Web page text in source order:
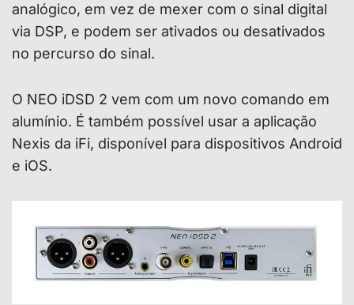
analógico, em vez de mexer com o sinal digital
via DSP, e podem ser ativados ou desativados
no percurso do sinal.
O NEO iDSD 2 vem com um novo comando em
alumínio. É também possível usar a aplicação
Nexis da iFi, disponível para dispositivos Android
e iOS.